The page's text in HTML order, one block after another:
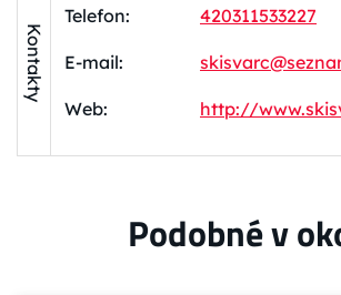
Kontakty
Telefon: 420311533227
E-mail:
Web: http://
Podobné v